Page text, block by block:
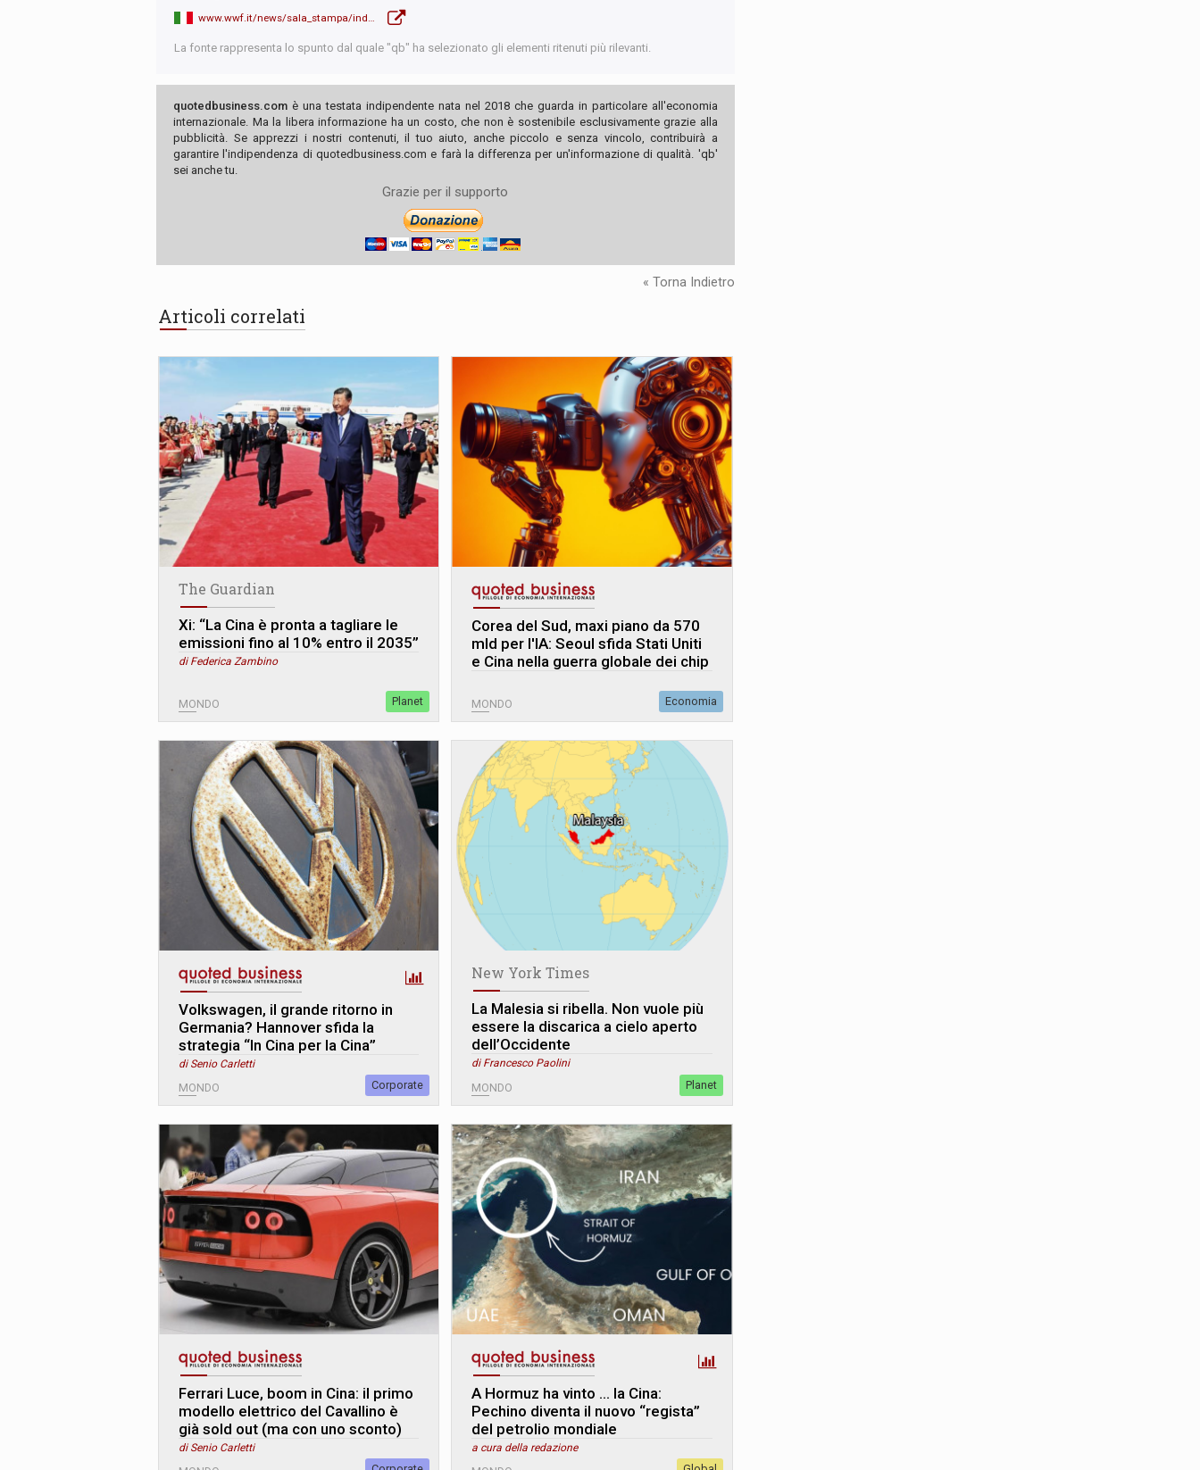
La fonte rappresenta lo spunto dal quale "qb" ha selezionato gli elementi ritenuti più rilevanti.
quotedbusiness.com è una testata indipendente nata nel 2018 che guarda in particolare all'economia
internazionale. Ma la libera informazione ha un costo, che non è sostenibile esclusivamente grazie alla
pubblicità. Se apprezzi i nostri contenuti, il tuo aiuto, anche piccolo e senza vincolo, contribuirà a
garantire l'indipendenza di quotedbusiness.com e farà la differenza per un'informazione di qualità. 'qb'
sei anche tu.
Grazie per il supporto
« Torna Indietro
Articoli correlati
The Guardian
Xi: “La Cina è pronta a tagliare le
emissioni fino al 10% entro il 2035”
di Federica Zambino
MONDO Planet
Corea del Sud, maxi piano da 570
mld per l'IA: Seoul sfida Stati Uniti
e Cina nella guerra globale dei chip
MONDO Economia
Volkswagen, il grande ritorno in
Germania? Hannover sfida la
strategia “In Cina per la Cina”
di Senio Carletti
MONDO Corporate
New York Times
La Malesia si ribella. Non vuole più
essere la discarica a cielo aperto
dell’Occidente
di Francesco Paolini
MONDO Planet
Ferrari Luce, boom in Cina: il primo
modello elettrico del Cavallino è
già sold out (ma con uno sconto)
di Senio Carletti
A Hormuz ha vinto … la Cina:
Pechino diventa il nuovo “regista”
del petrolio mondiale
a cura della redazione